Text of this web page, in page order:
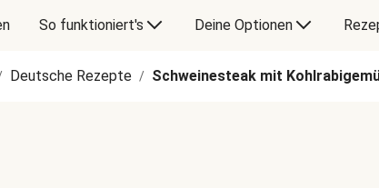
So funktioniert's Deine Optionen
Deutsche Rezepte / Schweinesteak mit